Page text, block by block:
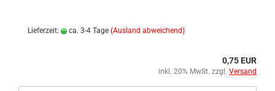
Lieferzeit: ca. 3-4 Tage (Ausland abweichend)
0,75 EUR
inkl. 20% MwSt. zzgl. Versand